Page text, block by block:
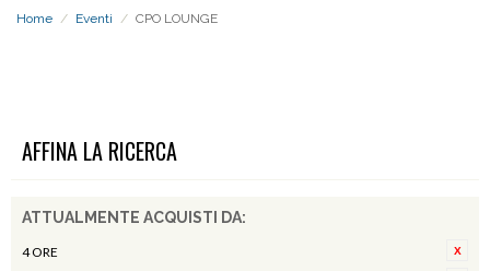
Home / Eventi / CPO LOUNGE
AFFINA LA RICERCA
ATTUALMENTE ACQUISTI DA:
4 ORE